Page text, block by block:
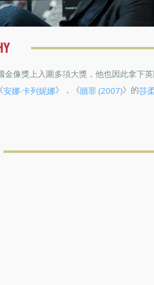
金像獎上入圍多項大獎，他也因此拿下
安娜‧卡列妮娜》，《贖罪 (2007)》的莎